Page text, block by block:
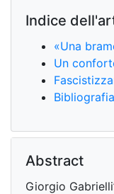
Indice
«Una
Un
Bibliografia
Abstract
Giorgio